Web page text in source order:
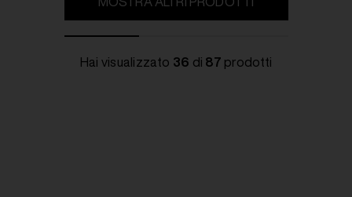
Hai visualizzato 36 di 87 prodotti